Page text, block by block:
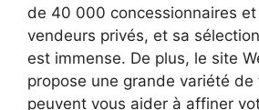
de 40 000 concessionnaires
vendeurs privés, et sa
est immense. De plus, le site
propose une grande variété de
peuvent vous aider à affiner